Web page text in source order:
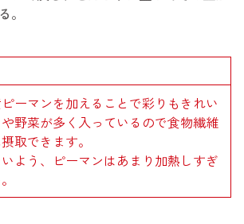
。
ーマンを加えることで彩りもきれい
野菜が多く入っているので食物繊維
取できます。
よう、ピーマンはあまり加熱しすぎ